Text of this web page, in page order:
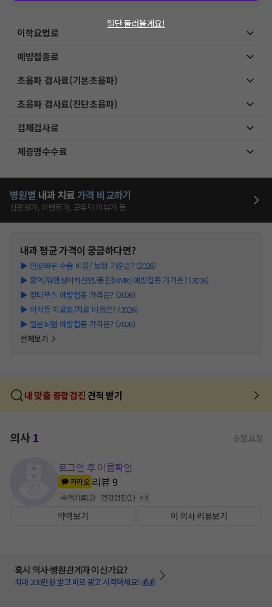
이학요법료
예방접종료
초음파 검사료(기본초음파)
초음파 검사료(진단초음파)
검체검사료
제증명수수료
병원별 내과 치료가격 비교하기
심평원가, 이벤트가, 모두닥 리뷰가 등
내과평균 가격이 궁금하다면?
▶ 인공와우 수술 비용/ 보험 기준은? (2026)
▶ 홍역/유행성이하선염/풍진(MMR) 예방접종 가격은? (2026)
▶ 장티푸스 예방접종 가격은? (2026)
▶ 이석증 치료법/치료 비용은? (2026)
▶ 일본뇌염 예방접종 가격은? (2026)
전체보기
내 맞춤 종합검진 견적 받기
의사1 수정 요청
로그인 후 이름확인
카카오 리뷰9
수액치료(2) 건강검진(1 ) +4
약력보기 이 의사 리뷰보기
혹시 의사·병원관계자 이신가요?
최대 200만원 받고 바로 광고 시작하세요! 💰💰
일단 둘러볼게요!